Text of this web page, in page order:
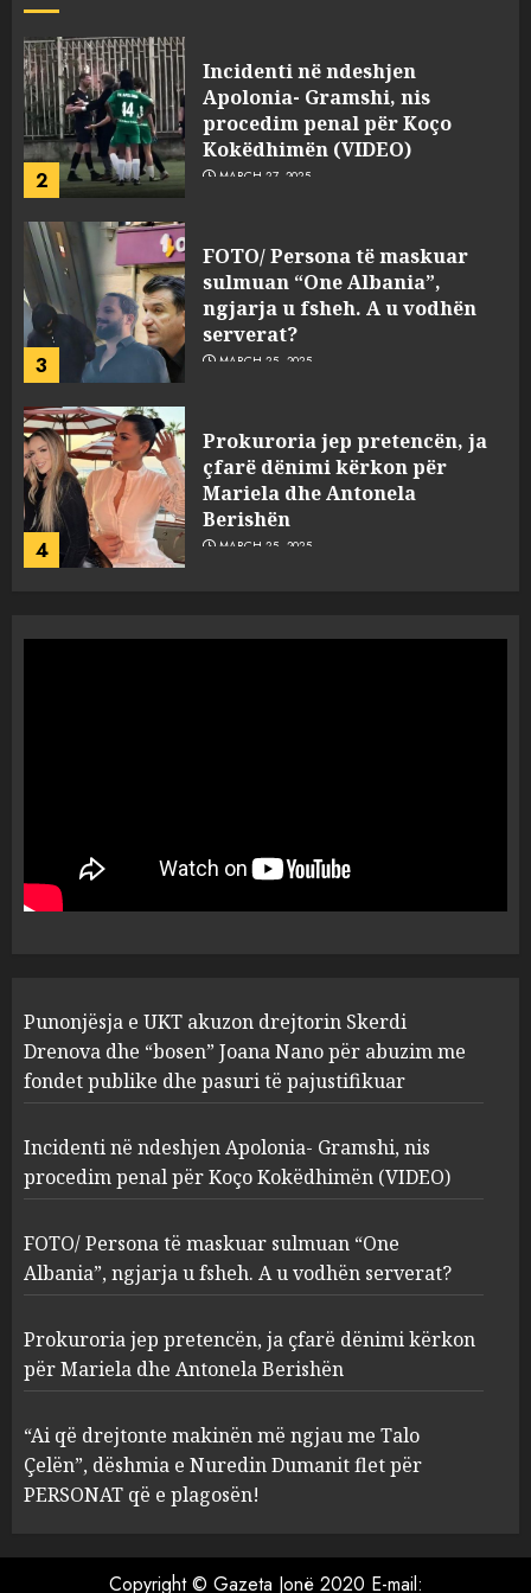
2
Incidenti në ndeshjen
Apolonia- Gramshi, nis
procedim penal për Koço
Kokëdhimën (VIDEO)
MARCH 27, 2025
3
FOTO/ Persona të maskuar
sulmuan “One Albania”,
ngjarja u fsheh. A u vodhën
serverat?
MARCH 25, 2025
4
Prokuroria jep pretencën, ja
çfarë dënimi kërkon për
Mariela dhe Antonela
Berishën
MARCH 25, 2025
1
“bosen” Joana Nano për
abuzim me fondet publike dhe
pasuri të pajustifikuar
2
Apolonia- Gramshi, nis
procedim penal për Koço
Kokëdhimën (VIDEO)
MARCH 27, 2025
3
FOTO/ Persona të maskuar
sulmuan “One Albania”,
ngjarja u fsheh. A u vodhën
serverat?
MARCH 25, 2025
4
Prokuroria jep pretencën, ja
çfarë dënimi kërkon për
Berishën
MARCH 25, 2025
ngjau me Talo Çelën”,
Punonjësja e UKT akuzon drejtorin Skerdi
Drenova dhe “bosen” Joana Nano për abuzim me
fondet publike dhe pasuri të pajustifikuar
Incidenti në ndeshjen Apolonia- Gramshi, nis
procedim penal për Koço Kokëdhimën (VIDEO)
FOTO/ Persona të maskuar sulmuan “One
Albania”, ngjarja u fsheh. A u vodhën serverat?
Prokuroria jep pretencën, ja çfarë dënimi kërkon
për Mariela dhe Antonela Berishën
“Ai që drejtonte makinën më ngjau me Talo
Çelën”, dëshmia e Nuredin Dumanit flet për
PERSONAT që e plagosën!
Copyright © Gazeta Jonë 2020 E-mail: